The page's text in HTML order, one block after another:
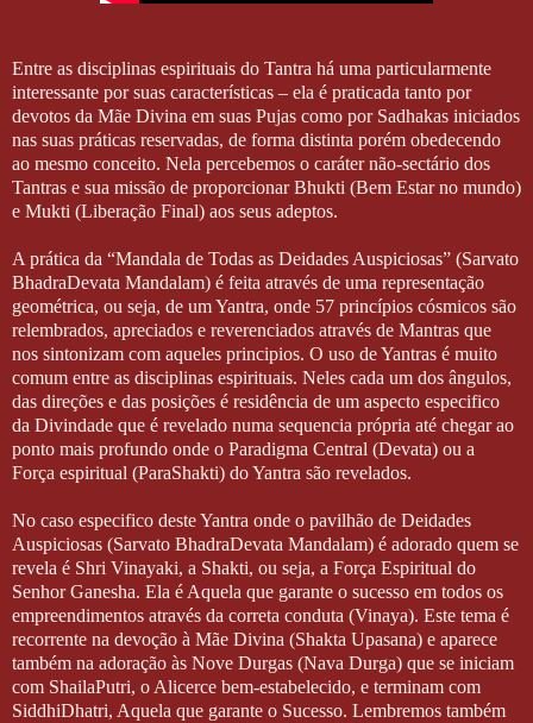
Entre as disciplinas espirituais do Tantra há uma particularmente
interessante por suas características – ela é praticada tanto por
devotos da Mãe Divina em suas Pujas como por Sadhakas iniciados
nas suas práticas reservadas, de forma distinta porém obedecendo
ao mesmo conceito. Nela percebemos o caráter não-sectário dos
Tantras e sua missão de proporcionar Bhukti (Bem Estar no mundo)
e Mukti (Liberação Final) aos seus adeptos.
A prática da “Mandala de Todas as Deidades Auspiciosas” (Sarvato
BhadraDevata Mandalam) é feita através de uma representação
geométrica, ou seja, de um Yantra, onde 57 princípios cósmicos são
relembrados, apreciados e reverenciados através de Mantras que
nos sintonizam com aqueles principios. O uso de Yantras é muito
comum entre as disciplinas espirituais. Neles cada um dos ângulos,
das direções e das posições é residência de um aspecto especifico
da Divindade que é revelado numa sequencia própria até chegar ao
ponto mais profundo onde o Paradigma Central (Devata) ou a
Força espiritual (ParaShakti) do Yantra são revelados.
No caso especifico deste Yantra onde o pavilhão de Deidades
Auspiciosas (Sarvato BhadraDevata Mandalam) é adorado quem se
revela é Shri Vinayaki, a Shakti, ou seja, a Força Espiritual do
Senhor Ganesha. Ela é Aquela que garante o sucesso em todos os
empreendimentos através da correta conduta (Vinaya). Este tema é
recorrente na devoção à Mãe Divina (Shakta Upasana) e aparece
também na adoração às Nove Durgas (Nava Durga) que se iniciam
com ShailaPutri, o Alicerce bem-estabelecido, e terminam com
SiddhiDhatri, Aquela que garante o Sucesso. Lembremos também